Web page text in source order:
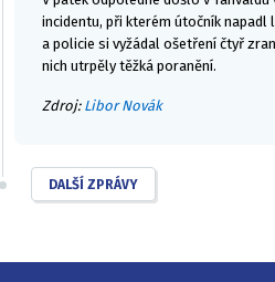
incidentu, při kterém útočník napadl
a policie si vyžádal ošetření čtyř
nich utrpěly těžká poranění.
Zdroj: Libor Novák
DALŠÍ ZPRÁVY